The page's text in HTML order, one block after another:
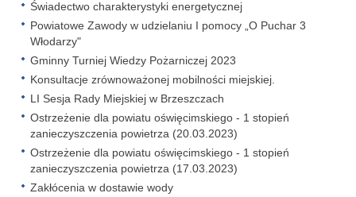
Świadectwo charakterystyki energetycznej
Powiatowe Zawody w udzielaniu I pomocy „O Puchar 3
Włodarzy"
Gminny Turniej Wiedzy Pożarniczej 2023
Konsultacje zrównoważonej mobilności miejskiej.
LI Sesja Rady Miejskiej w Brzeszczach
Ostrzeżenie dla powiatu oświęcimskiego - 1 stopień
zanieczyszczenia powietrza (20.03.2023)
Ostrzeżenie dla powiatu oświęcimskiego - 1 stopień
zanieczyszczenia powietrza (17.03.2023)
Zakłócenia w dostawie wody